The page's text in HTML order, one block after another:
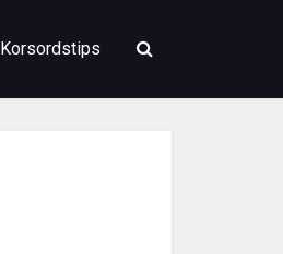
Korsordstips